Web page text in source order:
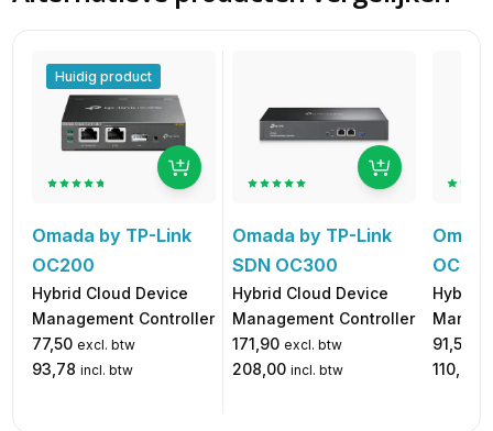
Huidig product
Omada by TP-Link
OC200
Hybrid Cloud Device
Management Controller
77,50 excl. btw
93,78 incl. btw
Omada by TP-Link
SDN OC300
Hybrid Cloud Device
Management Controller
171,90 excl. btw
208,00 incl. btw
Hybrid
91,50
110,72